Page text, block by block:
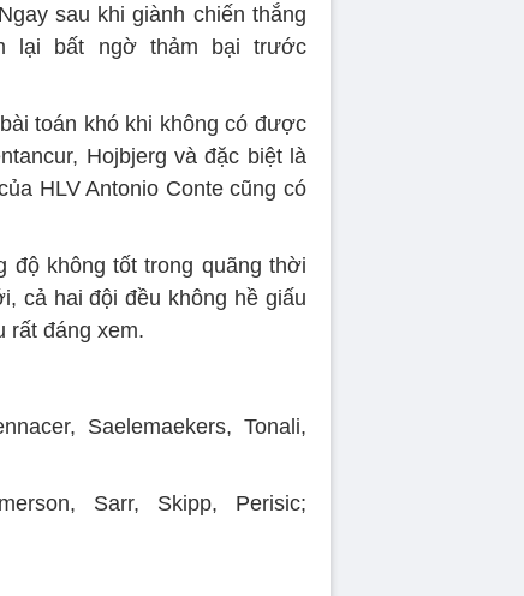
sau khi giành chiến thắng
lại bất ngờ thảm bại trước
toán khó khi không có được
Hojbjerg và đặc biệt là
HLV Antonio Conte cũng có
độ không tốt trong quãng thời
cả hai đội đều không hề giấu
rất đáng xem.
Saelemaekers, Tonali,
Sarr, Skipp, Perisic;